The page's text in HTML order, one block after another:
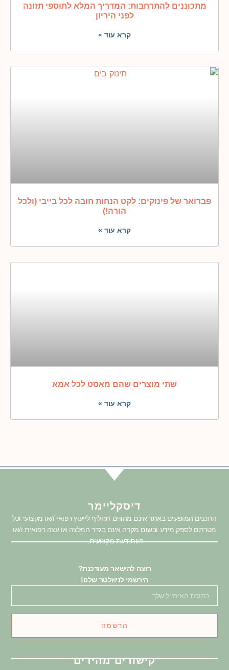
מתכוננים להתרחבות: המדריך המלא לתוספי תזונה
לפני היריון
קרא עוד »
פברואר של פינוקים: לקט הנחות חובה לכל בייבי (ולכל
הורה!)
קרא עוד »
שתי מוצרים שהם מאסט לכל אמא
קרא עוד »
דיסקליימר
התכנים המופעים באתר אינם מהווים תחליף לייעוץ רפואי ו/או מקצועי וכל
מטרתם לספק מידע ובשום מקרה אינם בגדר המלצה או עצה רפואית ו/או
חוות דעת מקצועית.
רוצה להישאר מעודכנת?
הירשמי לניוזלטר שלנו!
הרשמה
קישורים מהירים